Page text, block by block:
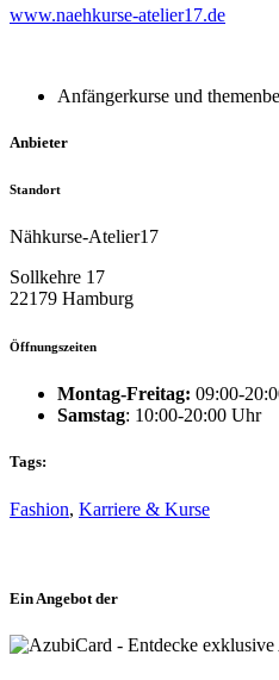
www.naehkurse-atelier17.de
Anfängerkurse und
Anbieter
Standort
Nähkurse-Atelier17
Sollkehre 17
22179 Hamburg
Öffnungszeiten
Montag-Freitag: 09:00-
Samstag: 10:00-20:00 Uhr
Tags:
Fashion, Karriere & Kurse
Ein Angebot der